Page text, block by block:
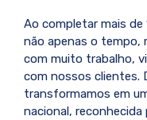
Ao completar mais
não apenas o tempo,
com muito trabalho,
com nossos clientes.
transformamos em
nacional, reconhecida